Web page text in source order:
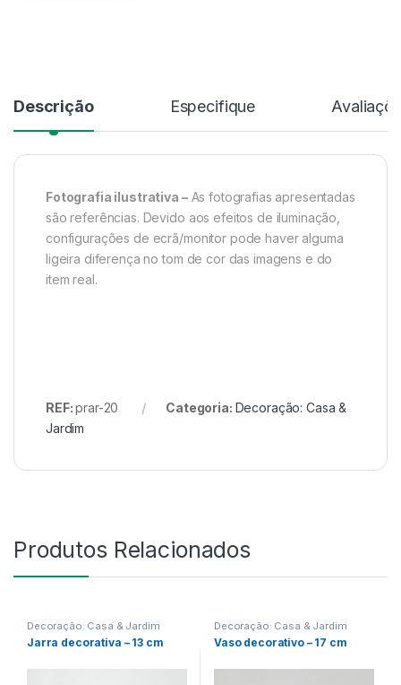
Descrição Especifique
Fotografia ilustrativa –As fotografias apresentadas
são referências. Devido aos efeitos de iluminação,
configurações de ecrã/monitor pode haver alguma
ligeira diferença no tom de cor das imagens e do
item real.
REF:prar-20 Categoria: Decoração: Casa &
Jardim
Produtos Relacionados
Decoração: Casa & Jardim
Jarra decorativa – 13 cm
Decoração: Casa & Jardim
Vaso decorativo – 17 cm